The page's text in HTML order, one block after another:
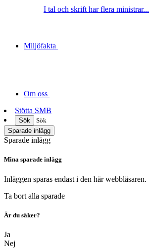
I tal och skrift har flera ministrar...
Miljöfakta
Om oss
Stötta SMB
Sök
Sök
Sparade inlägg
Sparade inlägg
Mina sparade inlägg
Inläggen sparas endast i den här webbläsaren.
Ta bort alla sparade
Är du säker?
Ja
Nej